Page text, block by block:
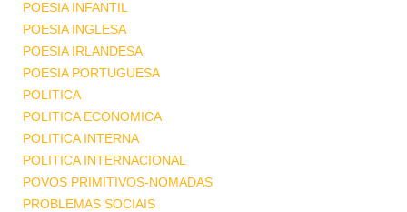
POESIA INFANTIL
POESIA INGLESA
POESIA IRLANDESA
POESIA PORTUGUESA
POLITICA
POLITICA ECONOMICA
POLITICA INTERNA
POLITICA INTERNACIONAL
POVOS PRIMITIVOS-NOMADAS
PROBLEMAS SOCIAIS